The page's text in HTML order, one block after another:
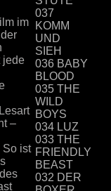
im
jede
–
So ist
037
KOMM
UND
SIEH
036 BABY
BLOOD
035 THE
WILD
BOYS
034 LUZ
033 THE
FRIENDLY
BEAST
032 DER